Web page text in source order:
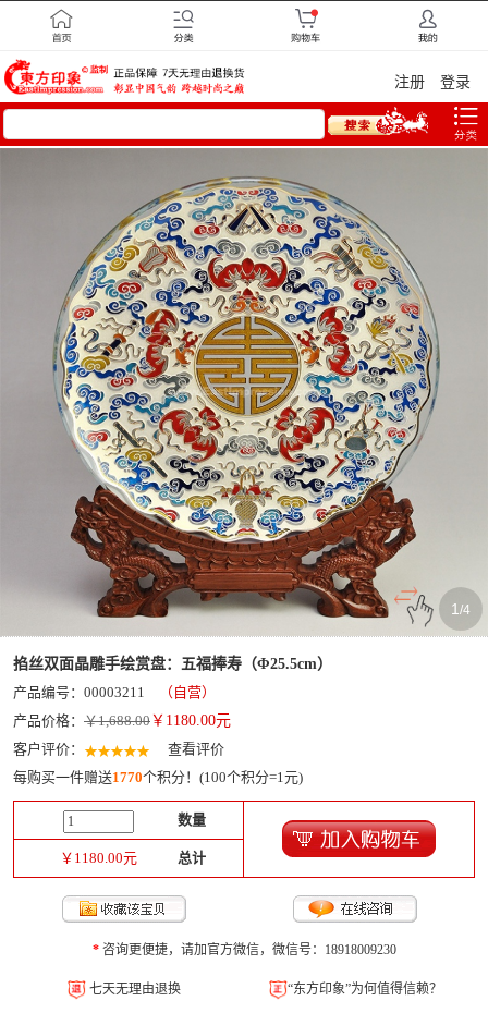
注册 登录
1 /4
掐丝双面晶雕手绘赏盘：五福捧寿（Φ25.5cm）
产品编号：00003211
（自营）
产品价格： ￥1,688.00 ￥ 1180.00元
客户评价：
查看评价
每购买一件赠送1770个积分！(100个积分=1元)
数量
￥ 1180.00元 总计
*咨询更便捷，请加官方微信，微信号：18918009230
七天无理由退换 “东方印象”为何值得信赖？